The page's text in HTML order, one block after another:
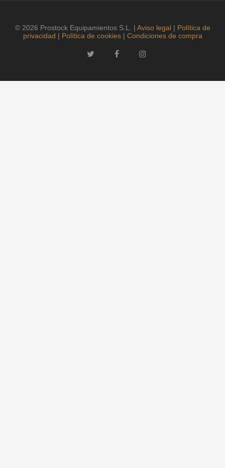
© 2026 Prostock Equipamientos S.L. | Aviso legal| Política de
privacidad | Política de cookies| Condiciones de compra